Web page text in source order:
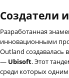
Создатели
Разработанная
инновационными
Outland создавалась
— Ubisoft. Этот
среди которых